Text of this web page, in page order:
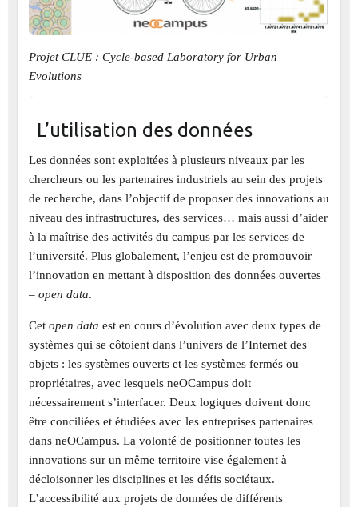
Projet CLUE : Cycle-based Laboratory for Urban
Evolutions
L’utilisation des données
Les données sont exploitées à plusieurs niveaux par les
chercheurs ou les partenaires industriels au sein des projets
de recherche, dans l’objectif de proposer des innovations au
niveau des infrastructures, des services… mais aussi d’aider
à la maîtrise des activités du campus par les services de
l’université. Plus globalement, l’enjeu est de promouvoir
l’innovation en mettant à disposition des données ouvertes
– open data.
Cet open data est en cours d’évolution avec deux types de
systèmes qui se côtoient dans l’univers de l’Internet des
objets : les systèmes ouverts et les systèmes fermés ou
propriétaires, avec lesquels neOCampus doit
nécessairement s’interfacer. Deux logiques doivent donc
être conciliées et étudiées avec les entreprises partenaires
dans neOCampus. La volonté de positionner toutes les
innovations sur un même territoire vise également à
décloisonner les disciplines et les défis sociétaux.
L’accessibilité aux projets de données de différents